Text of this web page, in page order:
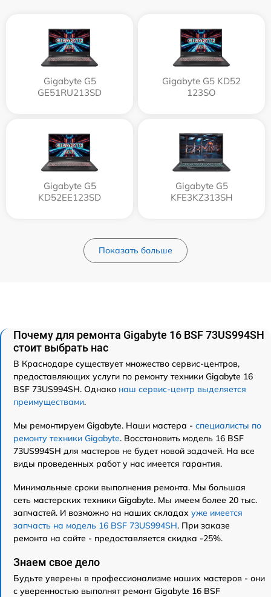
Gigabyte G5
GE51RU213SD
Gigabyte G5 KD52
123SO
Gigabyte G5
KD52EE123SD
Gigabyte G5
KFE3KZ313SH
Показать больше
Почему для ремонта Gigabyte 16 BSF 73US994SH
стоит выбрать нас
В Краснодаре существует множество сервис-центров,
предоставляющих услуги по ремонту техники Gigabyte 16
BSF 73US994SH. Однако наш сервис-центр выделяется
преимуществами.
Мы ремонтируем Gigabyte. Наши мастера - специалисты по
ремонту техники Gigabyte. Восстановить модель 16 BSF
73US994SH для мастеров не будет новой задачей. На все
виды проведенных работ у нас имеется гарантия.
Минимальные сроки выполнения ремонта. Мы большая
сеть мастерских техники Gigabyte. Мы имеем более 20 тыс.
запчастей. И возможно на наших складах уже имеется
запчасть на модель 16 BSF 73US994SH. При заказе
ремонта на сайте - предоставляется скидка -25%.
Знаем свое дело
Будьте уверены в профессионализме наших мастеров - они
с уверенностью выполнят ремонт Gigabyte 16 BSF